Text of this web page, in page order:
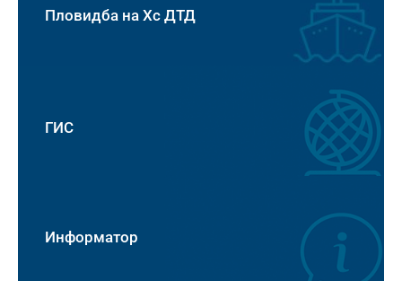
Пловидба на Хс ДТД
ГИС
Информатор